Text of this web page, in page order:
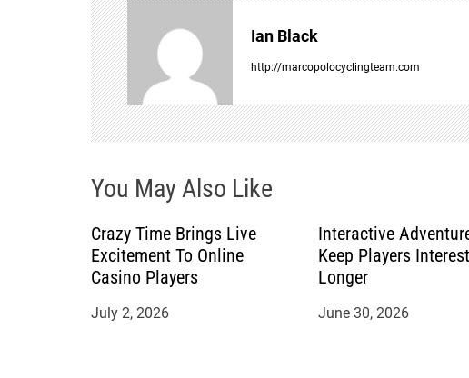
n
a
v
i
g
a
t
i
Ian Black
http://marcopolocyclingteam.com
You May Also Like
Crazy Time Brings Live
Excitement To Online
Casino Players
July 2, 2026
Interactive
Keep Players
Longer
June 30, 2026